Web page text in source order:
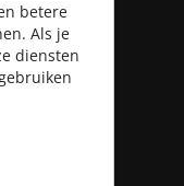
betere
Als je
diensten